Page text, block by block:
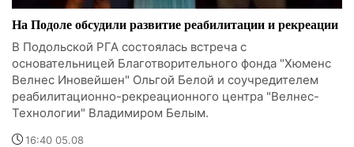
На Подоле обсудили развитие реабилитации и рекреации
В Подольской РГА состоялась встреча с
основательницей Благотворительного фонда "Хюменс
Велнес Иновейшен" Ольгой Белой и соучредителем
реабилитационно-рекреационного центра "Велнес-
Технологии" Владимиром Белым.
16:40 05.08